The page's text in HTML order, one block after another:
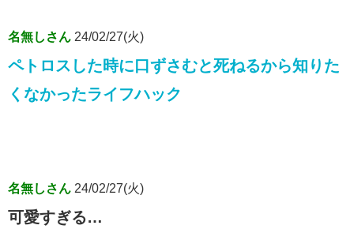
名無しさん 24/02/27(火)
ペトロスした時に口ずさむと死ねるから知りた
くなかったライフハック
名無しさん 24/02/27(火)
可愛すぎる…